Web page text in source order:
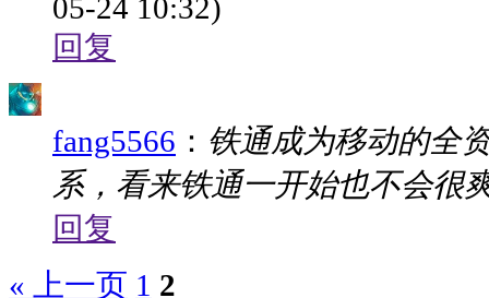
05-24 10:32)
回复
fang5566 ： 铁通成为移动的全
系，看来铁通一开始也不会很
回复
« 上一页 1 2